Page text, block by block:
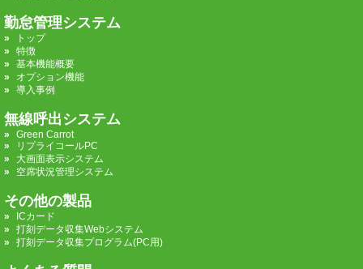
勤怠管理システム
トップ
特徴
基本機能概要
オプション機能
導入事例
無線呼出システム
Green Carrot
リプライコールPC
大画面表示システム
空席状況管理システム
その他の製品
ICカード
打刻データ収集Webシステム
打刻データ収集プログラム(PC用)